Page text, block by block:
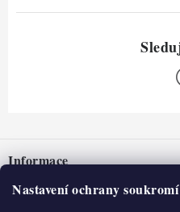
Nastavení ochrany
pInformace
Nepřevzetí zásilky na dobírku
O nás